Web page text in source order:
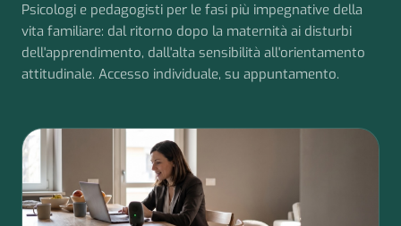
Psicologi e pedagogisti per le fasi più impegnative della
vita familiare: dal ritorno dopo la maternità ai disturbi
dell'apprendimento, dall'alta sensibilità all'orientamento
attitudinale. Accesso individuale, su appuntamento.